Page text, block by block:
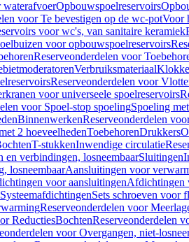
waterafvoerOpbouwspoelreservoirs
voor Te bevestigen op de wc-potVoor
voor wc's, van sanitaire keramiek
voor opbouwspoelreservoirs
Reserveonderdelen voor
Verbruiksmateriaal
Reserveonderdelen voor
voor universeele spoelreservoirs
voor Spoel-stop spoelingSpoeling
BinnenwerkenReserveonderdelen
2 hoeveelhedenToebehorenDrukkers
T-stukkenInwendige circulatie
en verbindingen, losneembaarSluitingen
losneembaarAansluitingen voor
voor aansluitingenAfdichtingen
SysteemafdichtingenSets schroeven voor
Reserveonderdelen voor
ReductiesBochtenReserveonderdelen
voor Overgangen, niet-